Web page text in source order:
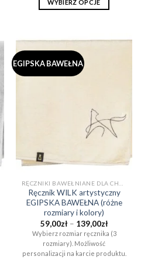
WYBIERZ OPCJE
ma
wiele
wariantów.
Opcje
stronie
produktu
EGIPSKA BAWEŁNA
Ręcznik WILK artystyczny
EGIPSKA BAWEŁNA (różne
rozmiary i kolory)
59,00zł – 139,00złZakres
cen:
od
do
Wybierz rozmiar ręcznika (3
rozmiary). Możliwość
personalizacji na karcie produktu.